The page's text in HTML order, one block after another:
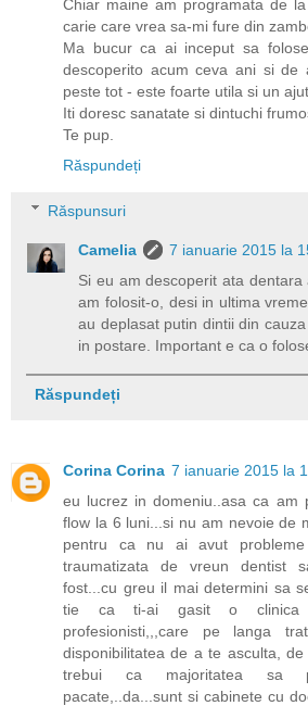
Chiar maine am programata de
carie care vrea sa-mi fure din
Ma bucur ca ai inceput sa
descoperito acum ceva ani si de
peste tot - este foarte utila si un
Iti doresc sanatate si dintuchi
Te pup.
Răspundeți
Răspunsuri
Camelia
7 ianuarie 2015 la
Si eu am descoperit ata
am folosit-o, desi in ultima
au deplasat putin dintii din
in postare. Important e ca o
Răspundeți
Corina Corina 7 ianuarie 2015 la
eu lucrez in domeniu..asa ca am
flow la 6 luni...si nu am nevoie de
pentru ca nu ai avut
traumatizata de vreun dentist
fost...cu greu il mai determini sa
tie ca ti-ai gasit o clinica
profesionisti,,,care pe langa
disponibilitatea de a te asculta,
trebui ca majoritatea sa
pacate,..da...sunt si cabinete cu